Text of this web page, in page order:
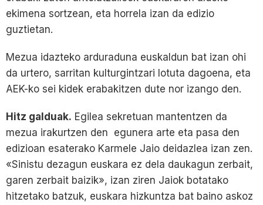
ekimena sortzean, eta horrela izan da edizio
guztietan.
Mezua idazteko arduraduna euskaldun bat izan ohi
da urtero, sarritan kulturgintzari lotuta dagoena, eta
AEK-ko sei kidek erabakitzen dute nor izango den.
Hitz galduak. Egilea sekretuan mantentzen da
mezua irakurtzen den egunera arte eta pasa den
edizioan esaterako Karmele Jaio deidazlea izan zen.
«Sinistu dezagun euskara ez dela daukagun zerbait,
garen zerbait baizik», izan ziren Jaiok botatako
hitzetako batzuk, euskara hizkuntza bat baino askoz